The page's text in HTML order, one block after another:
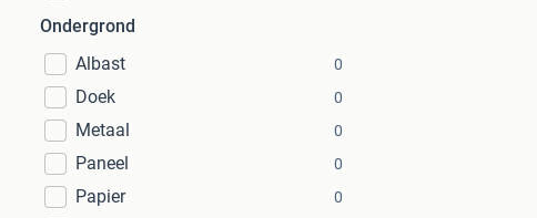
Ondergrond
Albast
0
Doek 0
Metaal 0
Paneel 0
Papier 0